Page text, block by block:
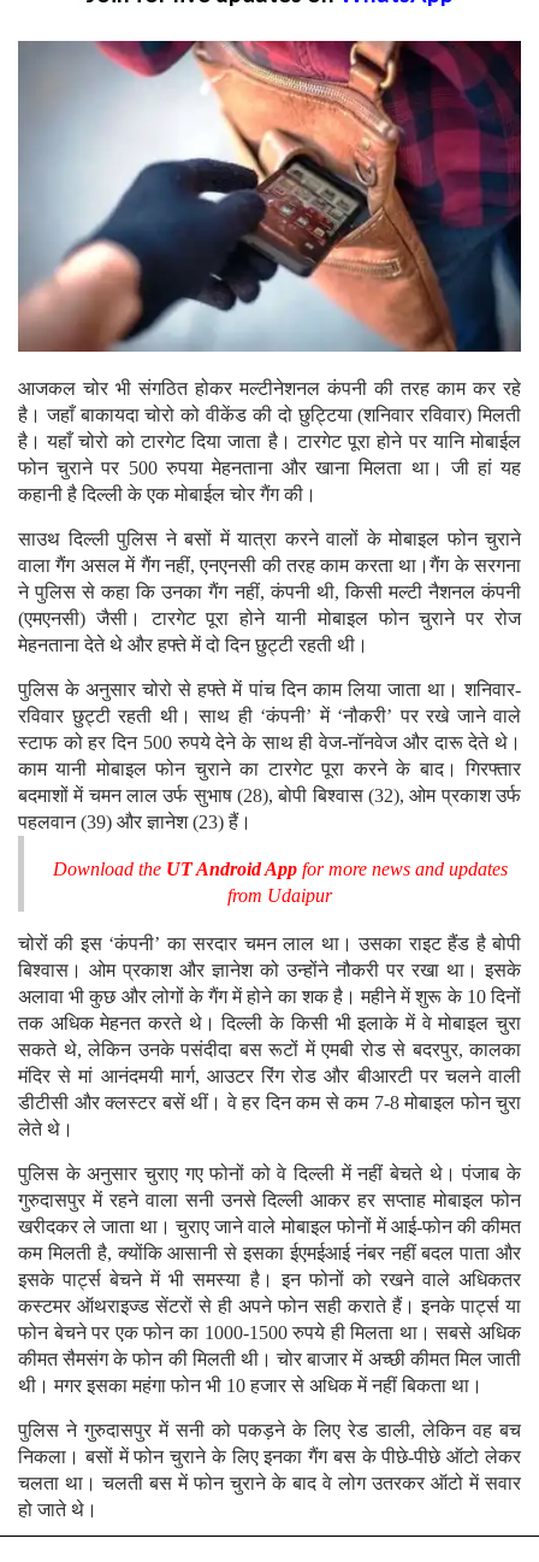
आजकल चोर भी संगठित होकर मल्टीनेशनल कंपनी की तरह काम कर रहे
है। जहाँ बाकायदा चोरो को वीकेंड की दो छुट्टिया (शनिवार रविवार) मिलती
है। यहाँ चोरो को टारगेट दिया जाता है। टारगेट पूरा होने पर यानि मोबाईल
फोन चुराने पर 500 रुपया मेहनताना और खाना मिलता था। जी हां यह
कहानी है दिल्ली के एक मोबाईल चोर गैंग की।
साउथ दिल्ली पुलिस ने बसों में यात्रा करने वालों के मोबाइल फोन चुराने
वाला गैंग असल में गैंग नहीं, एनएनसी की तरह काम करता था।गैंग के सरगना
ने पुलिस से कहा कि उनका गैंग नहीं, कंपनी थी, किसी मल्टी नैशनल कंपनी
(एमएनसी) जैसी। टारगेट पूरा होने यानी मोबाइल फोन चुराने पर रोज
मेहनताना देते थे और हफ्ते में दो दिन छुट्टी रहती थी।
पुलिस के अनुसार चोरो से हफ्ते में पांच दिन काम लिया जाता था। शनिवार-
रविवार छुट्टी रहती थी। साथ ही ‘कंपनी’ में ‘नौकरी’ पर रखे जाने वाले
स्टाफ को हर दिन 500 रुपये देने के साथ ही वेज-नॉनवेज और दारू देते थे।
काम यानी मोबाइल फोन चुराने का टारगेट पूरा करने के बाद। गिरफ्तार
बदमाशों में चमन लाल उर्फ सुभाष (28), बोपी बिश्वास (32), ओम प्रकाश उर्फ
पहलवान (39) और ज्ञानेश (23) हैं।
Download the UT Android Appfor more news and updates
from Udaipur
चोरों की इस ‘कंपनी’ का सरदार चमन लाल था। उसका राइट हैंड है बोपी
बिश्वास। ओम प्रकाश और ज्ञानेश को उन्होंने नौकरी पर रखा था। इसके
अलावा भी कुछ और लोगों के गैंग में होने का शक है। महीने में शुरू के 10 दिनों
तक अधिक मेहनत करते थे। दिल्ली के किसी भी इलाके में वे मोबाइल चुरा
सकते थे, लेकिन उनके पसंदीदा बस रूटों में एमबी रोड से बदरपुर, कालका
मंदिर से मां आनंदमयी मार्ग, आउटर रिंग रोड और बीआरटी पर चलने वाली
डीटीसी और क्लस्टर बसें थीं। वे हर दिन कम से कम 7-8 मोबाइल फोन चुरा
लेते थे।
पुलिस के अनुसार चुराए गए फोनों को वे दिल्ली में नहीं बेचते थे। पंजाब के
गुरुदासपुर में रहने वाला सनी उनसे दिल्ली आकर हर सप्ताह मोबाइल फोन
खरीदकर ले जाता था। चुराए जाने वाले मोबाइल फोनों में आई-फोन की कीमत
कम मिलती है, क्योंकि आसानी से इसका ईएमईआई नंबर नहीं बदल पाता और
इसके पार्ट्स बेचने में भी समस्या है। इन फोनों को रखने वाले अधिकतर
कस्टमर ऑथराइज्ड सेंटरों से ही अपने फोन सही कराते हैं। इनके पार्ट्स या
फोन बेचने पर एक फोन का 1000-1500 रुपये ही मिलता था। सबसे अधिक
कीमत सैमसंग के फोन की मिलती थी। चोर बाजार में अच्छी कीमत मिल जाती
थी। मगर इसका महंगा फोन भी 10 हजार से अधिक में नहीं बिकता था।
पुलिस ने गुरुदासपुर में सनी को पकड़ने के लिए रेड डाली, लेकिन वह बच
निकला। बसों में फोन चुराने के लिए इनका गैंग बस के पीछे-पीछे ऑटो लेकर
चलता था। चलती बस में फोन चुराने के बाद वे लोग उतरकर ऑटो में सवार
हो जाते थे।